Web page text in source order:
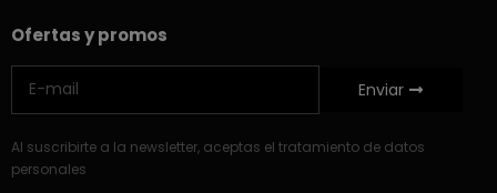
Ofertas y promos
Enviar
Al suscribirte a la newsletter, aceptas el tratamiento de datos
personales